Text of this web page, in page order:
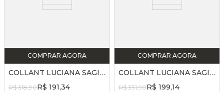
COMPRAR AGORA
COLLANT LUCIANA SAGIORO 25/26 - REF. LS47 - PRETO
R$ 318,90R$ 191,34
COMPRAR AGORA
COLLANT LUCIANA SAGIORO 25/26 - REF. LS54 - PRETO
R$ 331,90R$ 199,14